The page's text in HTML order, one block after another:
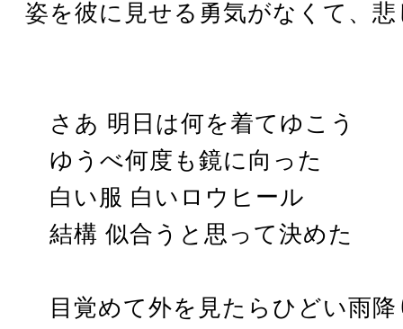
姿を彼に見せる勇気がなくて、
さあ 明日は何を着てゆこう
ゆうべ何度も鏡に向った
白い服 白いロウヒール
結構 似合うと思って決めた
目覚めて外を見たらひどい雨降